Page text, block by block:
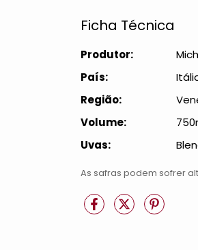
Ficha Técnica
Produtor:
País:
Região:
Volume:
Uvas:
As safras podem sofrer